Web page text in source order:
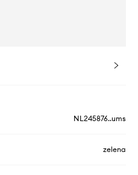
NL245876..ums
zelena